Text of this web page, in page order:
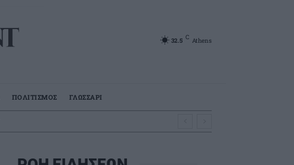
32.5 C Athens
ΠΟΛΙΤΙΣΜΟΣ ΓΛΩΣΣΑΡΙ